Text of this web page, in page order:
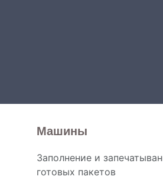
Машины
Заполнение и
готовых пакетов